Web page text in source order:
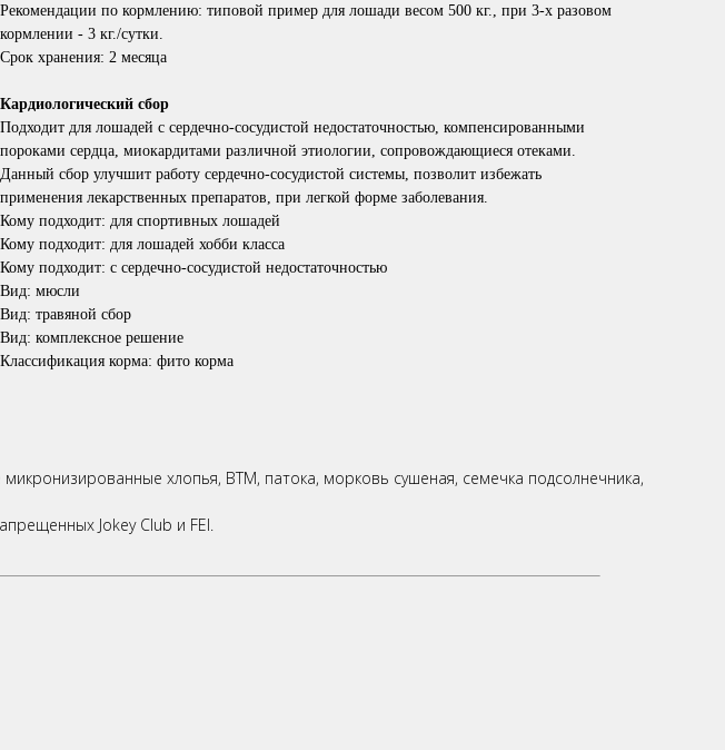
Рекомендации по кормлению: типовой пример для лошади весом 500 кг., при 3-х разовом
кормлении - 3 кг./сутки.
Срок хранения: 2 месяца
Кардиологический сбор
Подходит для лошадей с сердечно-сосудистой недостаточностью, компенсированными
пороками сердца, миокардитами различной этиологии, сопровождающиеся отеками.
Данный сбор улучшит работу сердечно-сосудистой системы, позволит избежать
применения лекарственных препаратов, при легкой форме заболевания.
Кому подходит: для спортивных лошадей
Кому подходит: для лошадей хобби класса
Кому подходит: с сердечно-сосудистой недостаточностью
Вид: мюсли
Вид: травяной сбор
Вид: комплексное решение
Классификация корма: фито корма
хлопья, ВТМ, патока, морковь сушеная, семечка подсолнечника,
Jokey Club и FEI.